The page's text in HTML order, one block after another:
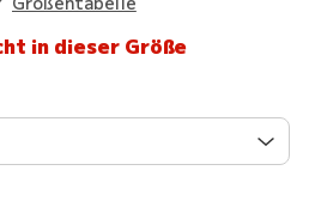
in dieser Größe